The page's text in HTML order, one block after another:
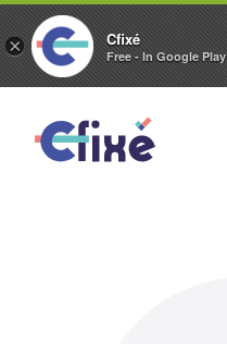
× Cfixé
Free - In Google Play